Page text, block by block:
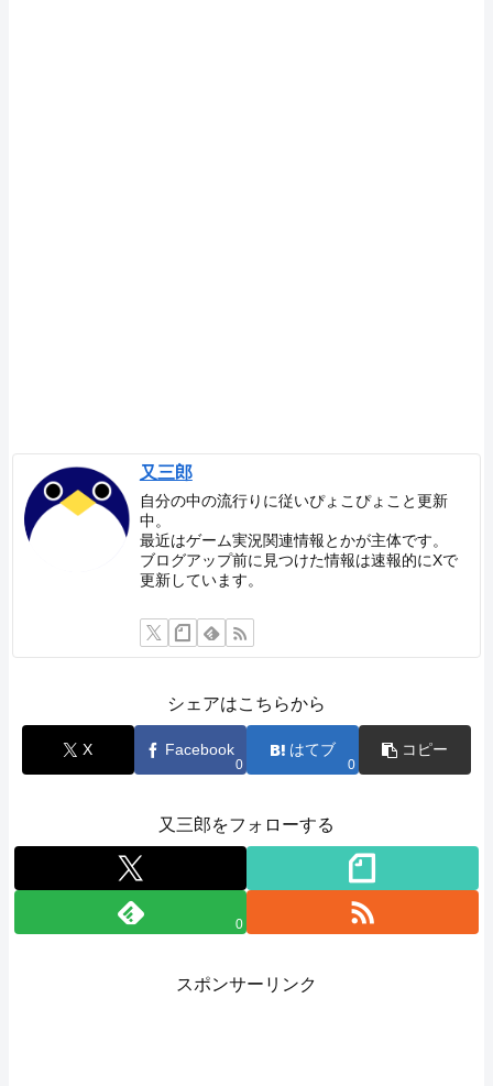
又三郎
自分の中の流行りに従いぴょこぴょこと更新
中。
最近はゲーム実況関連情報とかが主体です。
ブログアップ前に見つけた情報は速報的にXで
更新しています。
シェアはこちらから
X Facebook
0
はてブ
0
コピー
又三郎をフォローする
0
スポンサーリンク